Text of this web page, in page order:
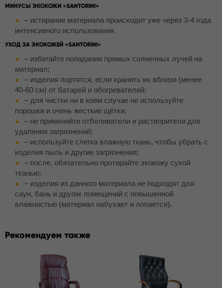
МИНУСЫ ЭКОКОЖИ «SANTORINI»
– истирание материала происходит уже через 3-4 года
интенсивного использования.
УХОД ЗА ЭКОКОЖЕЙ «SANTORINI»
– избегайте попадания прямых солнечных лучей на
материал;
– изделия портятся, если хранить их вблизи (менее
40-60 см) от батарей и обогревателей;
– для чистки ни в коем случае не используйте
порошки и очень жесткие щётки;
– не применяйте отбеливатели и растворители для
удаления загрязнений;
– используйте слегка влажную ткань, чтобы убрать с
изделия пыль и другие загрязнения;
– после, обязательно протирайте экокожу сухой
тканью;
– изделия из данного материала не подходят для
саун, бань и других помещений с повышенной
влажностью (материал набухает и лопается).
Рекомендуем также